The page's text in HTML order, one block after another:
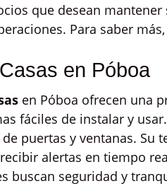
que desean
Para saber más,
en Póboa
en Póboa ofrecen una
fáciles de instalar y
puertas y ventanas. Su
alertas en tiempo
buscan seguridad y